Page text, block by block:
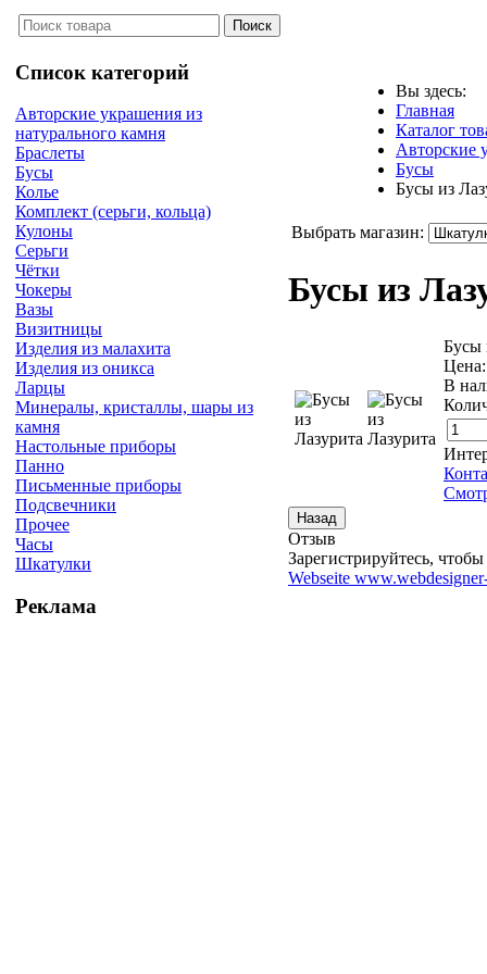
Список категорий
Авторские украшения из
натурального камня
Браслеты
Бусы
Колье
Комплект (серьги, кольца)
Кулоны
Серьги
Чётки
Чокеры
Вазы
Визитницы
Изделия из малахита
Изделия из оникса
Ларцы
Минералы, кристаллы, шары из
камня
Настольные приборы
Панно
Письменные приборы
Подсвечники
Прочее
Часы
Шкатулки
Реклама
Вы здесь:
Главная
Каталог
Авторские
Бусы
Бусы из
Выбрать магазин:
Бусы из
Бусы
В
Отзыв
Зарегистрируйтесь, чтобы
Webseite